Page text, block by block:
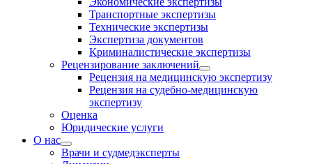
Транспортные экспертизы
Технические экспертизы
Экспертиза документов
Криминалистические экспертизы
Рецензирование заключений
Рецензия на медицинскую экспертизу
Рецензия на судебно-медицинскую
экспертизу
Оценка
Юридические услуги
О нас
Врачи и судмедэксперты